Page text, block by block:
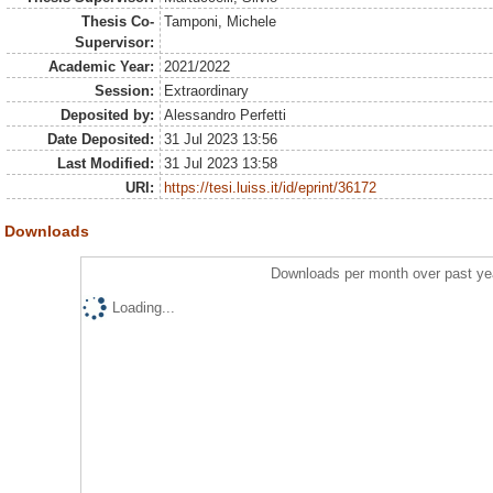
Thesis Co-
Supervisor:
Tamponi, Michele
Academic Year:
2021/2022
Session:
Extraordinary
Deposited by:
Alessandro Perfetti
Date Deposited:
31 Jul 2023 13:56
Last Modified:
31 Jul 2023 13:58
URI:
https://tesi.luiss.it/id/eprint/36172
Downloads
Downloads per month over past
Loading...